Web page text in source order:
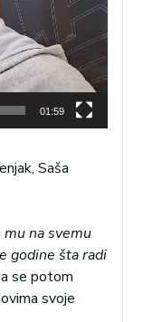
01:59
Saša
mu na svemu
godine šta radi
se potom
svoje